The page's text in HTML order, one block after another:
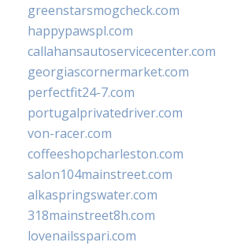
greenstarsmogcheck.com
happypawspl.com
callahansautoservicecenter.com
georgiascornermarket.com
perfectfit24-7.com
portugalprivatedriver.com
von-racer.com
coffeeshopcharleston.com
salon104mainstreet.com
alkaspringswater.com
318mainstreet8h.com
lovenailsspari.com